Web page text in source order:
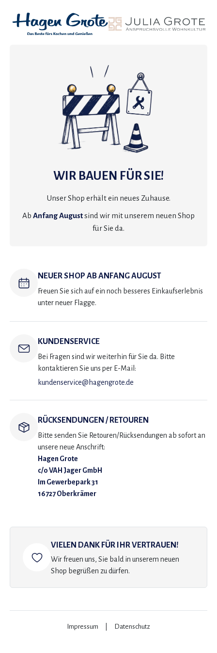
WIR BAUEN FÜR SIE!
Unser Shop erhält ein neues Zuhause.
Ab Anfang Augustsind wir mit unserem neuen Shop
für Sie da.
NEUER SHOP AB ANFANG AUGUST
Freuen Sie sich auf ein noch besseres Einkaufserlebnis
unter neuer Flagge.
KUNDENSERVICE
Bei Fragen sind wir weiterhin für Sie da. Bitte
kontaktieren Sie uns per E-Mail:
kundenservice@hagengrote.de
RÜCKSENDUNGEN / RETOUREN
Bitte senden Sie Retouren/Rücksendungen ab sofort an
unsere neue Anschrift:
Hagen Grote
c/o VAH Jager GmbH
Im Gewerbepark 31
16727 Oberkrämer
VIELEN DANK FÜR IHR VERTRAUEN!
Wir freuen uns, Sie bald in unserem neuen
Shop begrüßen zu dürfen.
Impressum Datenschutz